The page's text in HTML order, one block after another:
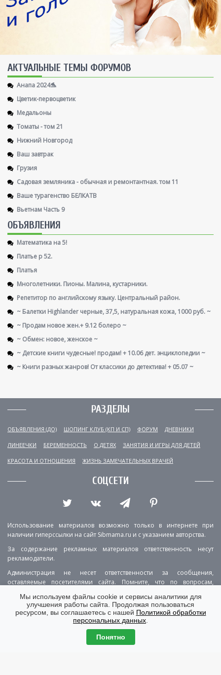
AКТУАЛЬНЫЕ ТЕМЫ ФОРУМОВ
Анапа 2024🐬
Цветик-первоцветик
Медальоны
Томаты - том 21
Нижний Новгород
Ваш завтрак
Грузия
Садовая земляника - обычная и ремонтантная. том 11
Ваше турагенство БЕЛКАТВ
Вьетнам Часть 9
ОБЪЯВЛЕНИЯ
Математика на 5!
Платье р 52.
Платья
Многолетники. Пионы. Малина, кустарники.
Репетитор по английскому языку. Центральный район.
~ Балетки Highlander черные, 37,5, натуральная кожа, 1000 руб. ~
~ Продам новое жен.+ 9.12 болеро ~
~ Обмен: новое, женское ~
~ Детские книги чудесные! продам! + 10.06 дет. энциклопедии ~
~ Книги разных жанров! От классики до детектива! + 05.07 ~
РАЗДЕЛЫ
ОБЪЯВЛЕНИЯ (ДО) ШОПИНГ КЛУБ (КП И СП) ФОРУМ ДНЕВНИКИ
ЛИНЕЕЧКИ БЕРЕМЕННОСТЬ О ДЕТЯХ ЗАНЯТИЯ И ИГРЫ ДЛЯ ДЕТЕЙ
КРАСОТА И ОТНОШЕНИЯ ЖИЗНЬ ЗАМЕЧАТЕЛЬНЫХ ВРАЧЕЙ
СОЦСЕТИ
Использование материалов возможно только в интернете при
наличии гиперссылки на сайт Sibmama.ru и с указанием авторства.
За содержание рекламных материалов ответственность несут
рекламодатели.
Администрация не несет ответственности за сообщения,
оставляемые посетителями сайта. Помните, что по вопросам,
РЕКЛАМА О ПРОЕКТЕ
КОНТАКТЫ
ПОЛИТИКА КОНФИДЕНЦИАЛЬНОСТИ
ВЕРСИЯ ДЛЯ КОМПЬЮТЕРА
Мы используем файлы cookie и сервисы аналитики для
улучшения работы сайта. Продолжая пользоваться
ресурсом, вы соглашаетесь с нашей Политикой обработки
персональных данных
Понятно